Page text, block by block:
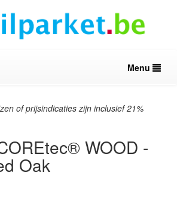
Menu
of prijsindicaties zijn inclusief 21%
WOOD -
Oak